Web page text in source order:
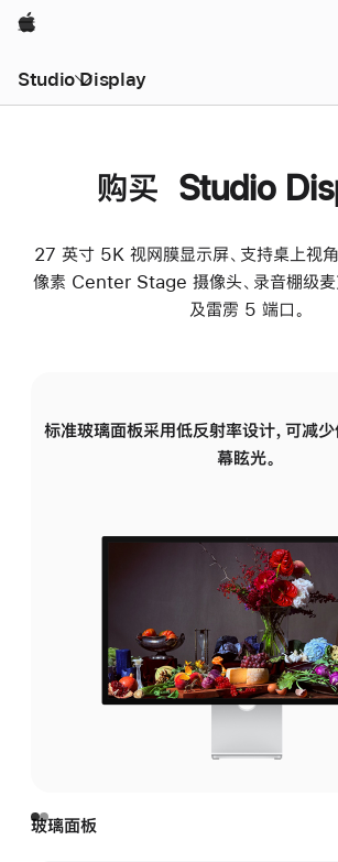
Apple
Studio Display
购买 Studio
27 英寸 5K 视网膜显示屏、支持桌上视
像素 Center Stage 摄像头、录音棚级麦
及雷雳 5 端口。
标准玻璃面板采用低反射率设计，可减
幕眩光。
玻璃面板